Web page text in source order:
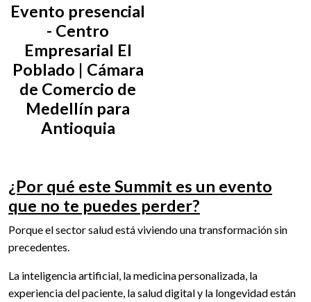
Evento presencial
- Centro
Empresarial El
Poblado | Cámara
de Comercio de
Medellín para
Antioquia
¿Por qué este Summit es un evento
que no te puedes perder?
Porque el sector salud está viviendo una transformación sin
precedentes.
La inteligencia artificial, la medicina personalizada, la
experiencia del paciente, la salud digital y la longevidad están